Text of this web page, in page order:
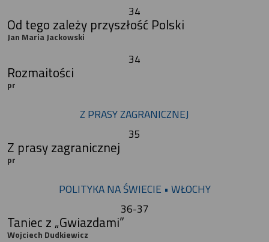
34
Od tego zależy przyszłość Polski
Jan Maria Jackowski
34
Rozmaitości
pr
Z PRASY ZAGRANICZNEJ
35
Z prasy zagranicznej
pr
POLITYKA NA ŚWIECIE • WŁOCHY
36-37
Taniec z „Gwiazdami”
Wojciech Dudkiewicz